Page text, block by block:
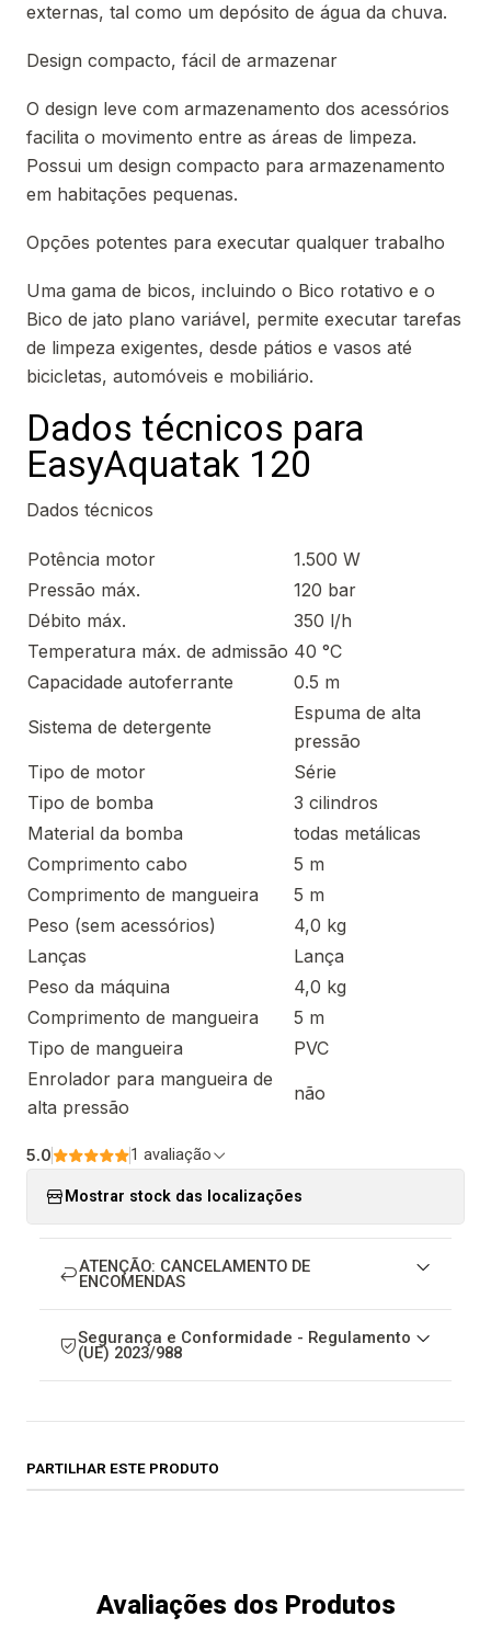
externas, tal como um depósito de água da chuva.
Design compacto, fácil de armazenar
O design leve com armazenamento dos acessórios
facilita o movimento entre as áreas de limpeza.
Possui um design compacto para armazenamento
em habitações pequenas.
Opções potentes para executar qualquer trabalho
Uma gama de bicos, incluindo o Bico rotativo e o
Bico de jato plano variável, permite executar tarefas
de limpeza exigentes, desde pátios e vasos até
bicicletas, automóveis e mobiliário.
Dados técnicos para
EasyAquatak 120
Dados técnicos
Potência motor
1.500 W
Pressão máx.
120 bar
Débito máx.
350 l/h
Temperatura máx. de admissão 40 °C
Capacidade autoferrante
0.5 m
Sistema de detergente
Espuma de alta
pressão
Tipo de motor
Série
Tipo de bomba
3 cilindros
Material da bomba
todas metálicas
Comprimento cabo
5 m
Comprimento de mangueira
5 m
Peso (sem acessórios)
4,0 kg
Lanças
Lança
Peso da máquina
4,0 kg
Comprimento de mangueira
5 m
Tipo de mangueira
PVC
Enrolador para mangueira de
alta pressão
não
5.0 1 avaliação
Mostrar stock das localizações
ATENÇÃO: CANCELAMENTO DE
ENCOMENDAS
Segurança e Conformidade - Regulamento
(UE) 2023/988
PARTILHAR ESTE PRODUTO
Avaliações dos Produtos